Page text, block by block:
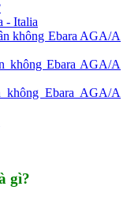
- Italia
không Ebara AGA/A
không Ebara AGA/A
không Ebara AGA/A
gì?